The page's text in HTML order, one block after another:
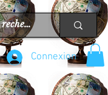
Connexion